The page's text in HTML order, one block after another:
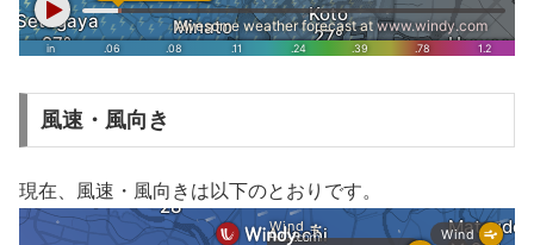
風速・風向き
現在、風速・風向きは以下のとおりです。